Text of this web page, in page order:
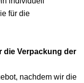
für die
die Verpackung der
nachdem wir die